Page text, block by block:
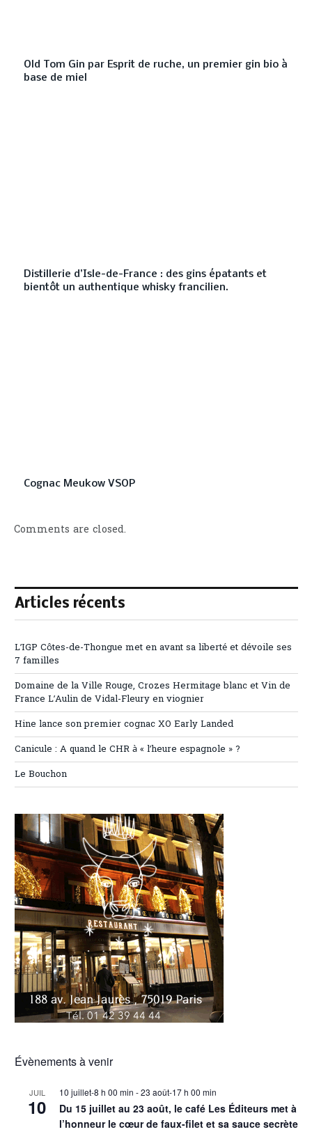
Old Tom Gin par Esprit de ruche, un premier gin bio à
base de miel
Distillerie d’Isle-de-France : des gins épatants et
bientôt un authentique whisky francilien.
Cognac Meukow VSOP
Comments are closed.
Articles récents
L’IGP Côtes-de-Thongue met en avant sa liberté et dévoile ses
7 familles
Domaine de la Ville Rouge, Crozes Hermitage blanc et Vin de
France L’Aulin de Vidal-Fleury en viognier
Hine lance son premier cognac XO Early Landed
Canicule : A quand le CHR à « l’heure espagnole » ?
Le Bouchon
Évènements à venir
JUIL
10
10 juillet-8 h 00 min -23 août-17 h 00 min
Du 15 juillet au 23 août, le café Les Éditeurs met à
l’honneur le cœur de faux-filet et sa sauce secrète